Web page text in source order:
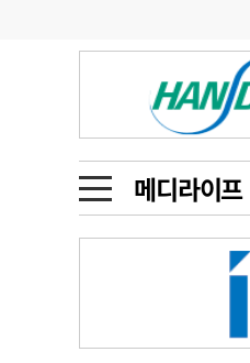
메디라이프
오피니언
인물
동영상뉴스
메디 Hospital
마